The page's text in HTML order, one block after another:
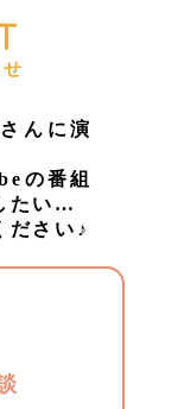
んに演
の番組
たい…
ださい♪